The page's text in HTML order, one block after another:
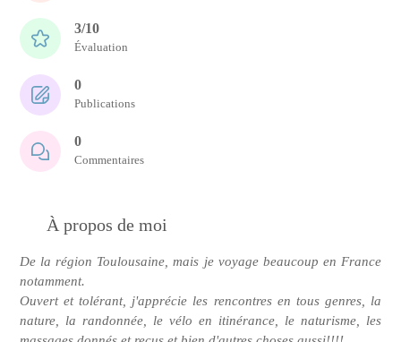
3/10
Évaluation
0
Publications
0
Commentaires
À propos de moi
De la région Toulousaine, mais je voyage beaucoup en France
notamment.
Ouvert et tolérant, j'apprécie les rencontres en tous genres, la
nature, la randonnée, le vélo en itinérance, le naturisme, les